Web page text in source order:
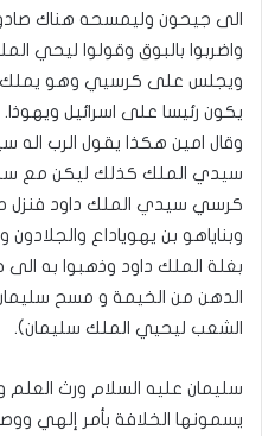
الى جيحون وليمسحه هناك
واضربوا بالبوق وقولوا ليحي
ويجلس على كرسيي وهو يملك
يكون رئيسا على اسرائيل ويهوذا.
وقال امين هكذا يقول الرب اله
سيدي الملك كذلك ليكن مع
كرسي سيدي الملك داود فنزل
وبناياهو بن يهوياداع
بغلة الملك داود وذهبوا به
الدهن من الخيمة و مسح
الشعب ليحيي الملك سليمان).
سليمان عليه السلام ورث العلم
يسمونها الخلافة بأمر إلهي